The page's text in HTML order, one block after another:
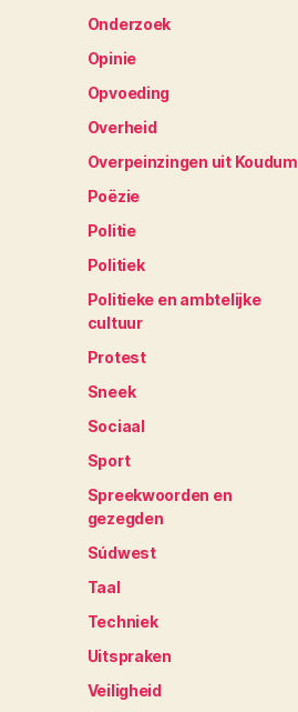
Onderzoek
Opinie
Opvoeding
Overheid
Overpeinzingen uit Koudum
Poëzie
Politie
Politiek
Politieke en ambtelijke
cultuur
Protest
Sneek
Sociaal
Sport
Spreekwoorden en
gezegden
Súdwest
Taal
Techniek
Uitspraken
Veiligheid